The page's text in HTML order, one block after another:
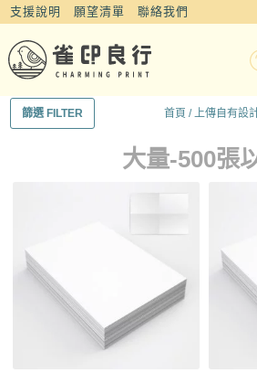
支援說明 願望清單 聯絡我們
篩選 FILTER 首頁 / 上傳自有設
大量-500張